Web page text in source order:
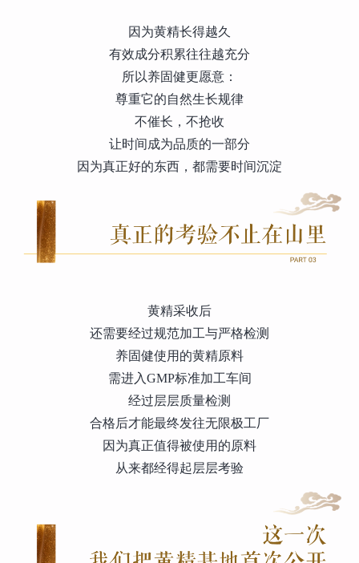
因为黄精长得越久
有效成分积累往往越充分
所以养固健更愿意：
尊重它的自然生长规律
不催长，不抢收
让时间成为品质的一部分
因为真正好的东西，都需要时间沉淀
黄精采收后
还需要经过规范加工与严格检测
养固健使用的黄精原料
需进入GMP标准加工车间
经过层层质量检测
合格后才能最终发往无限极工厂
因为真正值得被使用的原料
从来都经得起层层考验